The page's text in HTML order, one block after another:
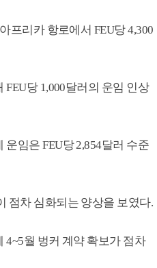
프리카 항로에서 FEU당 4,300
당 1,000달러의 운임 인상
임은 FEU당 2,854달러 수준
점차 심화되는 양상을 보였다.
월 벙커 계약 확보가 점차